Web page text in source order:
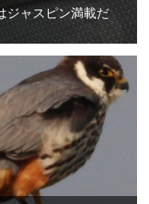
ジャスピン満載だ